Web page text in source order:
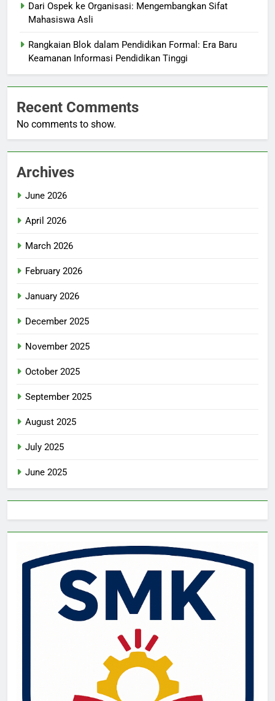
Dari Ospek ke Organisasi: Mengembangkan Sifat
Mahasiswa Asli
Rangkaian Blok dalam Pendidikan Formal: Era Baru
Keamanan Informasi Pendidikan Tinggi
Recent Comments
No comments to show.
Archives
June 2026
April 2026
March 2026
February 2026
January 2026
December 2025
November 2025
October 2025
September 2025
August 2025
July 2025
June 2025